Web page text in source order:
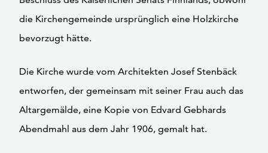
die Kirchengemeinde ursprünglich eine Holzkirche
bevorzugt hätte.
Die Kirche wurde vom Architekten Josef Stenbäck
entworfen, der gemeinsam mit seiner Frau auch das
Altargemälde, eine Kopie von Edvard Gebhards
Abendmahl aus dem Jahr 1906, gemalt hat.